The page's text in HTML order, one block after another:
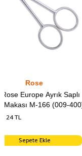
FDM Golden
Sarı Parmaklı
Makası 12 cm
2130 TL